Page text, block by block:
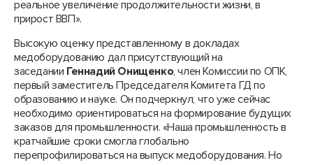
реальное увеличение продолжительности жизни, в
прирост ВВП».
Высокую оценку представленному в докладах
медоборудованию дал присутствующий на
заседании Геннадий Онищенко, член Комиссии по ОПК,
первый заместитель Председателя Комитета ГД по
образованию и науке. Он подчеркнул, что уже сейчас
необходимо ориентироваться на формирование будущих
заказов для промышленности. «Наша промышленность в
кратчайшие сроки смогла глобально
перепрофилироваться на выпуск медоборудования. Но